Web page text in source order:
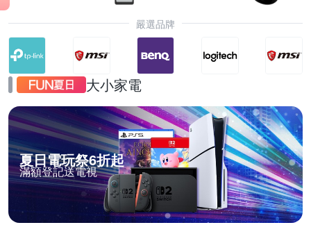
嚴選品牌
大小家電
夏日電玩祭6折起
滿額登記送電視